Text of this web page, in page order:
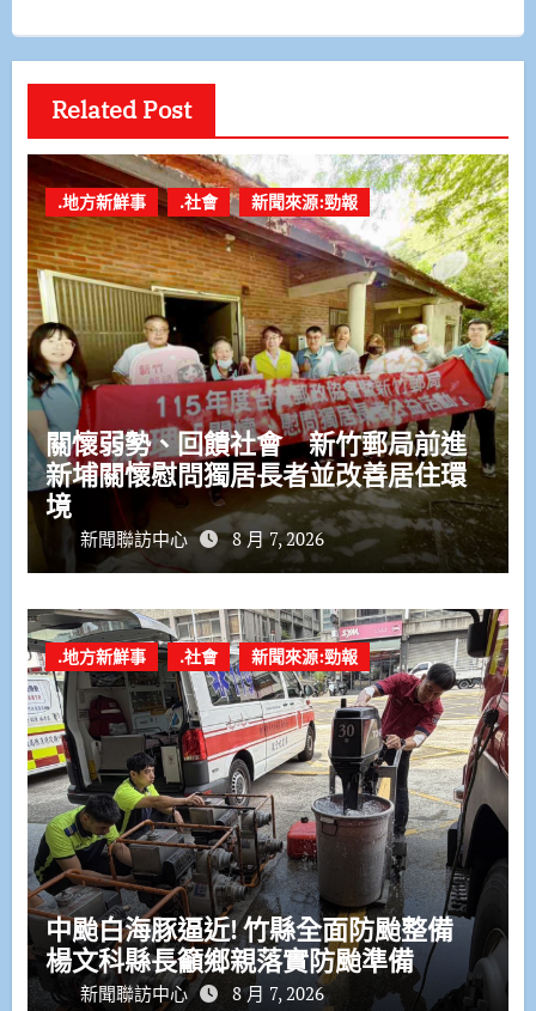
Related Post
.地方新鮮事 .社會 新聞來源:勁報
關懷弱勢、回饋社會 新竹郵局前進
新埔關懷慰問獨居長者並改善居住環
境
新聞聯訪中心 8 月 7, 2026
.地方新鮮事 .社會 新聞來源:勁報
中颱白海豚逼近! 竹縣全面防颱整備
楊文科縣長籲鄉親落實防颱準備
新聞聯訪中心 8 月 7, 2026